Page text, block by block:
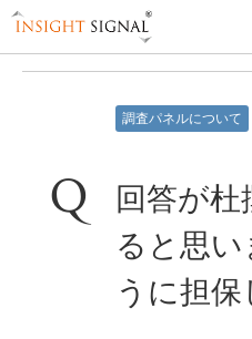
Insight Signal
調査パネルについて
回答が
ると思い
うに担